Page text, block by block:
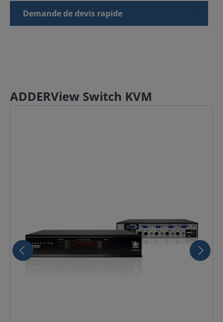
Demande de devis rapide
ADDERView Switch KVM